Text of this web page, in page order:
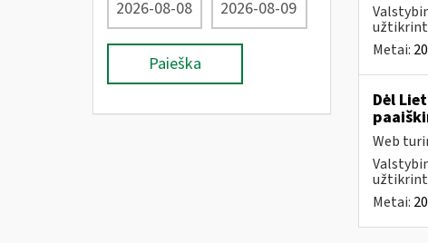
Paieška
Metai:
Dėl
Web
Metai: